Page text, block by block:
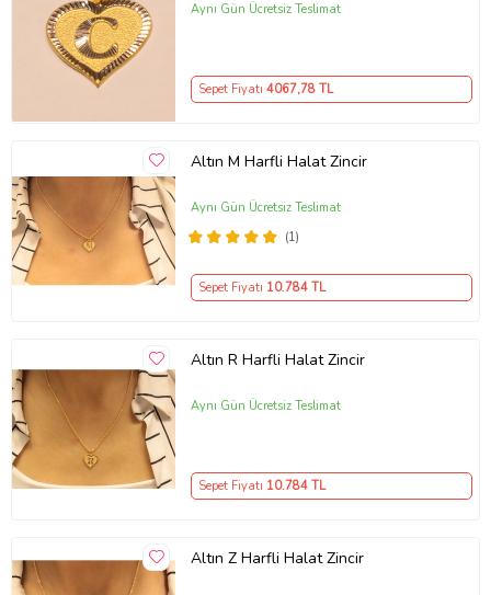
Aynı Gün Ücretsiz Teslimat
Sepet Fiyatı 4067,78 TL
Altın M Harfli Halat Zincir
(1)
Aynı Gün Ücretsiz Teslimat
Sepet Fiyatı 10.784TL
Altın R Harfli Halat Zincir
Aynı Gün Ücretsiz Teslimat
Sepet Fiyatı 10.784TL
Altın Z Harfli Halat Zincir